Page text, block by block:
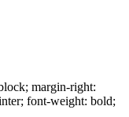
margin-right:
font-weight: bold;